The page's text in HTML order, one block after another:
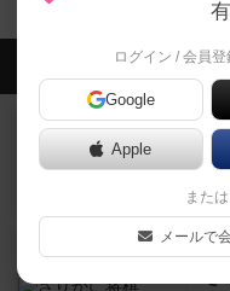
会
レビュー
タ
街
約2
ルール/インスト
有
ログイン / 会員登
Google
Apple
または
メールで